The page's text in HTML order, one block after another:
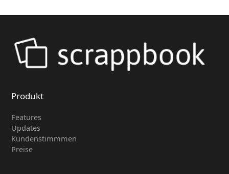
Produkt
Features
Updates
Kundenstimmmen
Preise